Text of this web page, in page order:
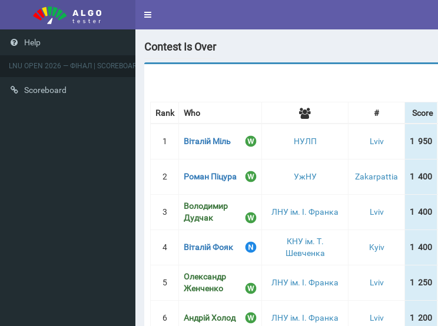
Toggle
Help
LNU OPEN 2026 — ФІНАЛ | SCOREBOARD
Scoreboard
Contest Is Over
Rank Who # Score
1 Віталій Міль НУЛП Lviv 1 950
2 Роман Піцура УжНУ Zakarpattia 1 400
3
Володимир
Дудчак
ЛНУ ім. І. Франка Lviv 1 400
4 Віталій Фояк
КНУ ім. Т.
Шевченка
Kyiv 1 400
5
Олександр
Женченко
ЛНУ ім. І. Франка Lviv 1 250
6 Андрій Холод ЛНУ ім. І. Франка Lviv 1 200